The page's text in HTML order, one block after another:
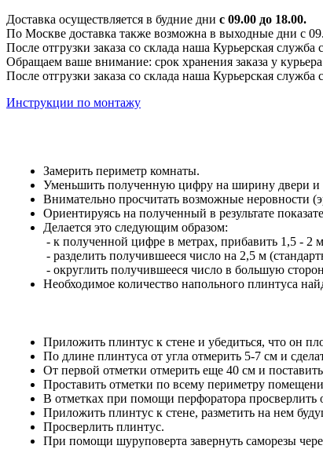
Доставка осуществляется в будние дни с 09.00 до 18.00.
По Москве доставка также возможна в выходные дни с
После отгрузки заказа со склада наша Курьерская
Обращаем ваше внимание: срок хранения заказа у
После отгрузки заказа со склада наша Курьерская
Инструкции по монтажу
Замерить периметр комнаты.
Уменьшить полученную цифру на ширину двери и
Внимательно просчитать возможные неровности
Ориентируясь на полученный в результате
Делается это следующим образом:
- к полученной цифре в метрах, прибавить 1,5 - 2
- разделить получившееся число на 2,5 м
- округлить получившееся число в большую
Необходимое количество напольного плинтуса
Приложить плинтус к стене и убедиться, что он
По длине плинтуса от угла отмерить 5-7 см и
От первой отметки отмерить еще 40 см и
Проставить отметки по всему периметру
В отметках при помощи перфоратора просверлить
Приложить плинтус к стене, разметить на нем
Просверлить плинтус.
При помощи шуруповерта завернуть саморезы